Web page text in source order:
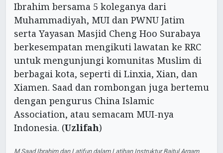
Ibrahim bersama 5 koleganya dari
Muhammadiyah, MUI dan PWNU Jatim
serta Yayasan Masjid Cheng Hoo Surabaya
berkesempatan mengikuti lawatan ke RRC
untuk mengunjungi komunitas Muslim di
berbagai kota, seperti di Linxia, Xian, dan
Xiamen. Saad dan rombongan juga bertemu
dengan pengurus China Islamic
Association, atau semacam MUI-nya
Indonesia. (Uzlifah)